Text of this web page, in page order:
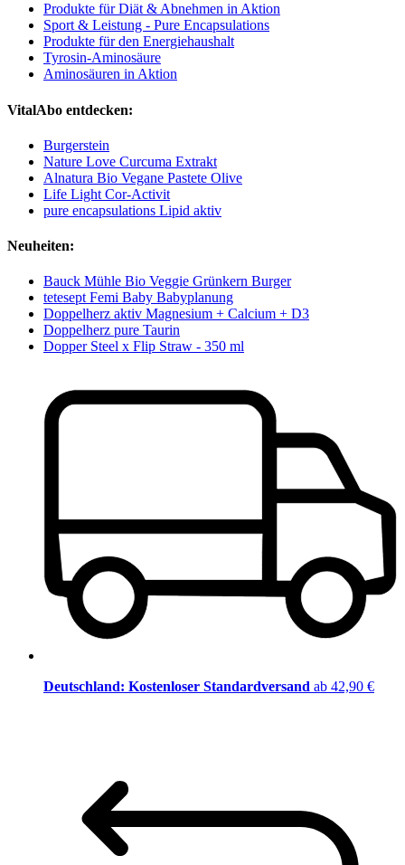
Produkte für Diät & Abnehmen in Aktion
Sport & Leistung - Pure Encapsulations
Produkte für den Energiehaushalt
Tyrosin-Aminosäure
Aminosäuren in Aktion
VitalAbo entdecken:
Burgerstein
Nature Love Curcuma Extrakt
Alnatura Bio Vegane Pastete Olive
Life Light Cor-Activit
pure encapsulations Lipid aktiv
Neuheiten:
Bauck Mühle Bio Veggie Grünkern Burger
tetesept Femi Baby Babyplanung
Doppelherz aktiv Magnesium + Calcium + D3
Doppelherz pure Taurin
Dopper Steel x Flip Straw - 350 ml
Deutschland: Kostenloser Standardversand ab 42,90 €